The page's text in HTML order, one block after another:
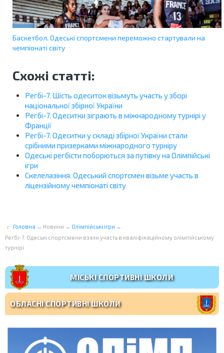
Баскетбол. Одеські спортсмени переможно стартували на
чемпіонаті світу
Схожі статті:
Регбі-7. Шість одеситок візьмуть участь у зборі
національної збірної України
Регбі-7. Одеситки зіграють в міжнародному турнірі у
Франції
Регбі-7. Одеситки у складі збірної України стали
срібними призерками міжнародного турніру
Одеські регбісти поборються за путівку на Олімпійські
ігри
Скелелазіння. Одеський спортсмен візьме участь в
ліцензійному чемпіонаті світу
Головна → Новини → Олімпійські ігри →
Регбі-7. Одеські спортсмени взяли участь в кваліфікаційному олімпійському
турнірі
МІСЬКІ СПОРТИВНІ ШКОЛИ
ОБЛАСНІ СПОРТИВНІ ШКОЛИ